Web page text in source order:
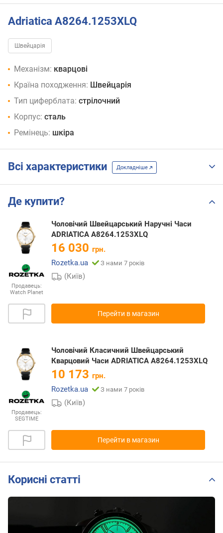
Adriatica A8264.1253XLQ
Швейцарія
Механізм: кварцові
Країна походження: Швейцарія
Тип циферблата: стрілочний
Корпус: сталь
Ремінець: шкіра
Всі характеристики Докладніше
Де купити?
Продавець:
Watch Planet
Чоловічий Швейцарський Наручні Часи
ADRIATICA A8264.1253XLQ
16 030 грн.
Rozetka.ua
З нами 7 років
(Київ)
Перейти в магазин
Продавець:
SEGTIME
Чоловічий Класичний Швейцарський
Кварцовий Часи ADRIATICA A8264.1253XLQ
10 173 грн.
Rozetka.ua
З нами 7 років
(Київ)
Перейти в магазин
Корисні статті